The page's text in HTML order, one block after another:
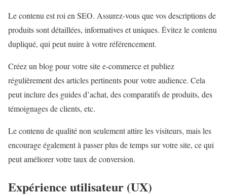
Le contenu est roi en SEO. Assurez-vous que vos descriptions de
produits sont détaillées, informatives et uniques. Évitez le contenu
dupliqué, qui peut nuire à votre référencement.
Créez un blog pour votre site e-commerce et publiez
régulièrement des articles pertinents pour votre audience. Cela
peut inclure des guides d’achat, des comparatifs de produits, des
témoignages de clients, etc.
Le contenu de qualité non seulement attire les visiteurs, mais les
encourage également à passer plus de temps sur votre site, ce qui
peut améliorer votre taux de conversion.
Expérience utilisateur (UX)